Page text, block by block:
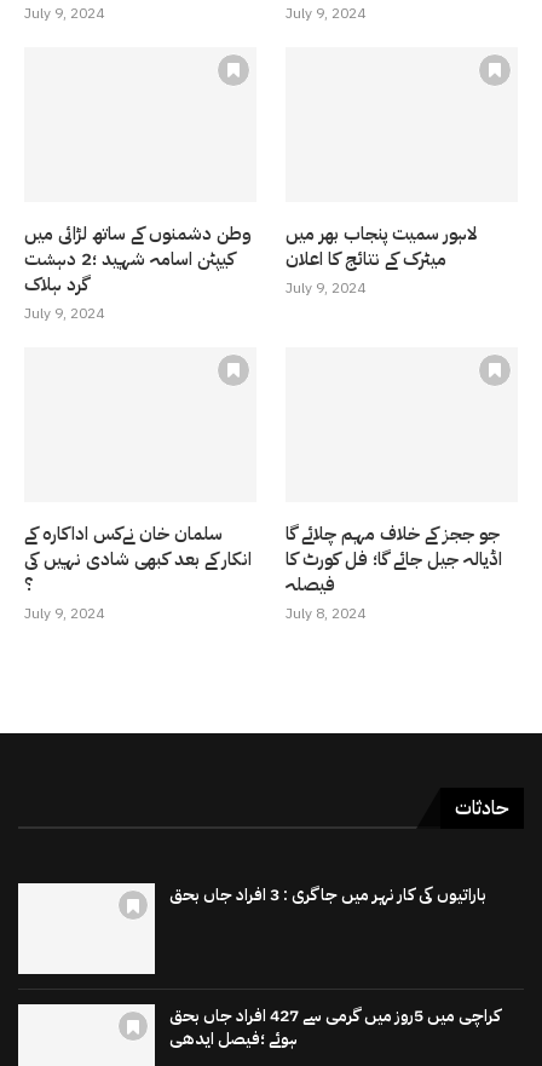
July 9, 2024 July 9, 2024
وطن دشمنوں کے ساتھ لڑائی میں
کیپٹن اسامہ شہید ؛2 دہشت
گرد ہلاک
July 9, 2024
لاہور سمیت پنجاب بھر میں
میٹرک کے نتائج کا اعلان
July 9, 2024
سلمان خان نےکس اداکارہ کے
انکار کے بعد کبھی شادی نہیں کی
؟
July 9, 2024
جو ججز کے خلاف مہم چلائے گا
اڈیالہ جیل جائے گا؛ فل کورٹ کا
فیصلہ
July 8, 2024
حادثات
باراتیوں کی کار نہر میں جاگری : 3 افراد جاں بحق
کراچی میں 5روز میں گرمی سے 427 افراد جاں بحق
ہوئے ؛فیصل ایدھی